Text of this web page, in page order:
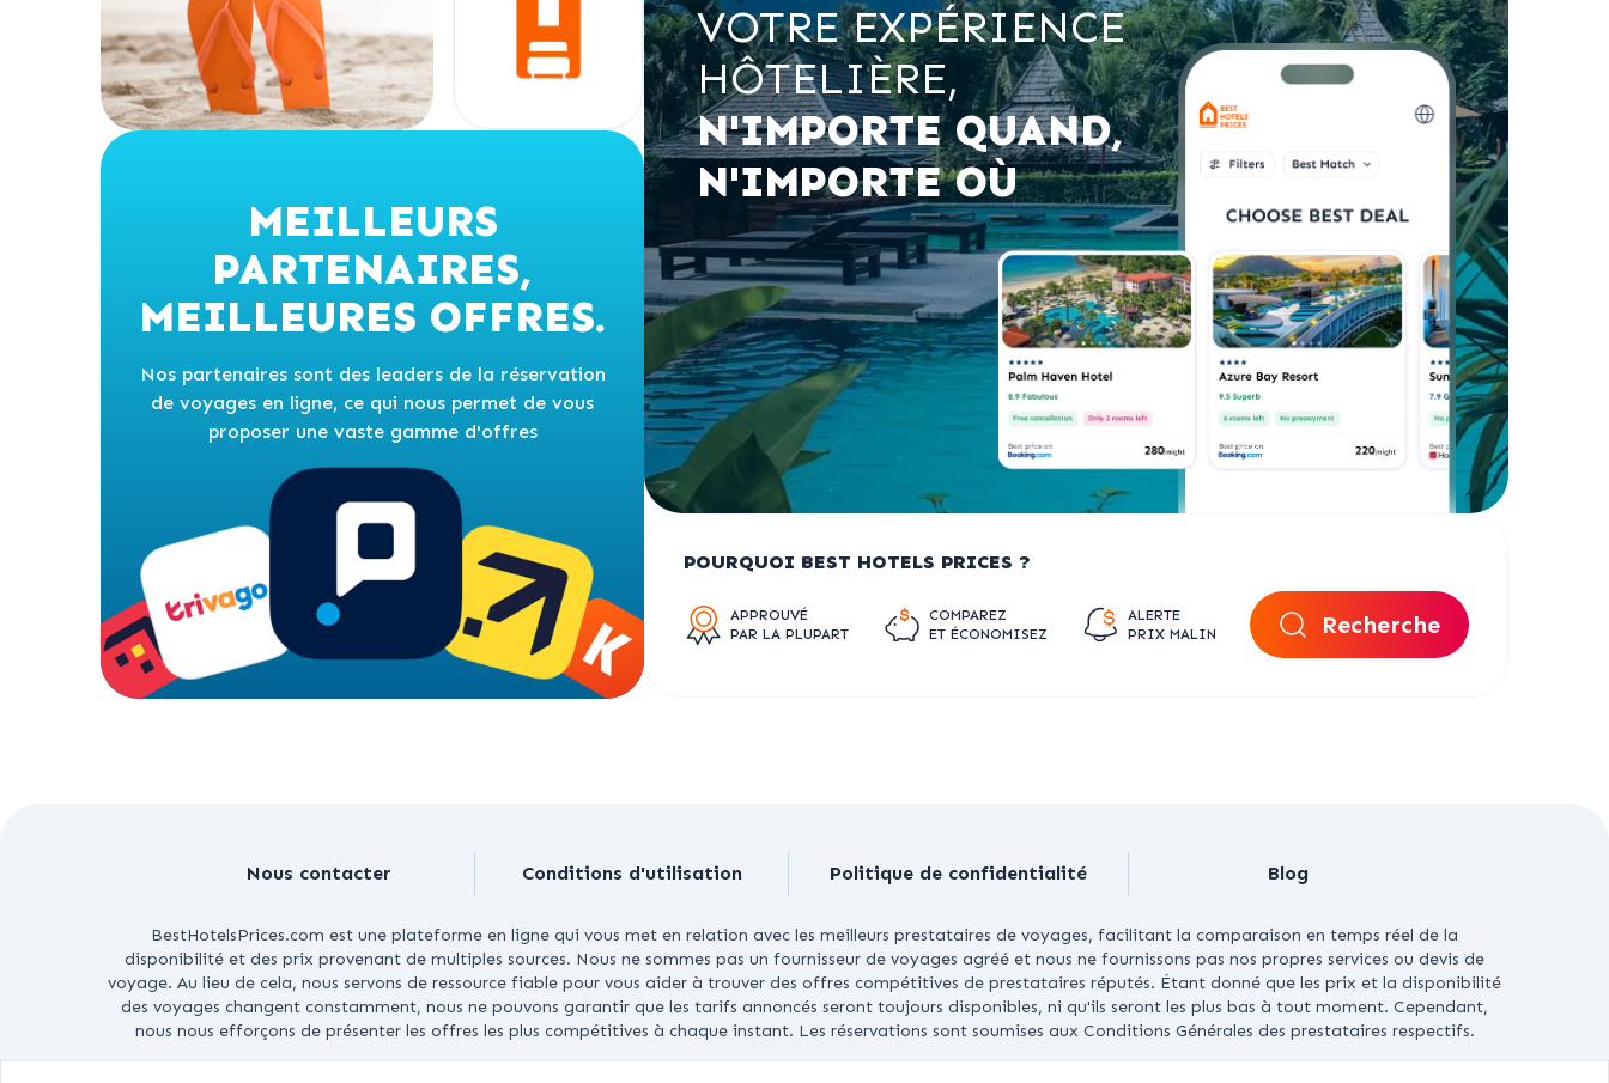
MEILLEURS
PARTENAIRES,
MEILLEURES OFFRES.
Nos partenaires sont des leaders de la réservation
de voyages en ligne, ce qui nous permet de vous
proposer une vaste gamme d'offres
VOTRE EXPÉRIENCE
HÔTELIÈRE,
N'IMPORTE QUAND,
N'IMPORTE OÙ
POURQUOI BEST HOTELS PRICES ?
APPROUVÉ
PAR LA PLUPART
COMPAREZ
ET ÉCONOMISEZ
ALERTE
PRIX MALIN
Recherche
Nous contacter Conditions d'utilisation Politique de confidentialité Blog
BestHotelsPrices.com est une plateforme en ligne qui vous met en relation avec les meilleurs prestataires de voyages, facilitant la comparaison en temps réel de la
disponibilité et des prix provenant de multiples sources. Nous ne sommes pas un fournisseur de voyages agréé et nous ne fournissons pas nos propres services ou devis de
voyage. Au lieu de cela, nous servons de ressource fiable pour vous aider à trouver des offres compétitives de prestataires réputés. Étant donné que les prix et la disponibilité
des voyages changent constamment, nous ne pouvons garantir que les tarifs annoncés seront toujours disponibles, ni qu'ils seront les plus bas à tout moment. Cependant,
nous nous efforçons de présenter les offres les plus compétitives à chaque instant. Les réservations sont soumises aux Conditions Générales des prestataires respectifs.